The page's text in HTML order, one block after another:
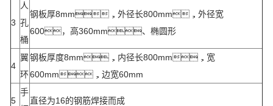
3
人
孔
桶
钢板厚8mm，外径长800mm，外径宽
600，高360mm、椭圆形
4
翼
环
钢板厚度8mm，内径长800mm，宽
600mm，边宽60mm
5
手
直径为16的钢筋焊接而成